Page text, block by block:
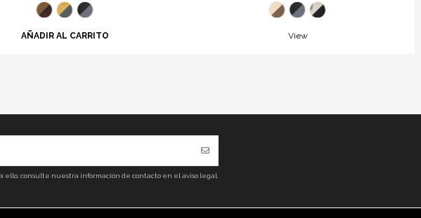
AÑADIR AL CARRITO View
ello, consulte nuestra información de contacto en el aviso legal.